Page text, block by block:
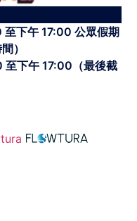
下午 17:00 公眾假期
）
下午 17:00（最後截